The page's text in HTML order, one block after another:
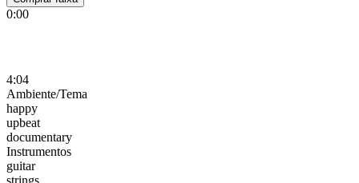
0:00
4:04
Ambiente/Tema
happy
upbeat
documentary
Instrumentos
guitar
strings